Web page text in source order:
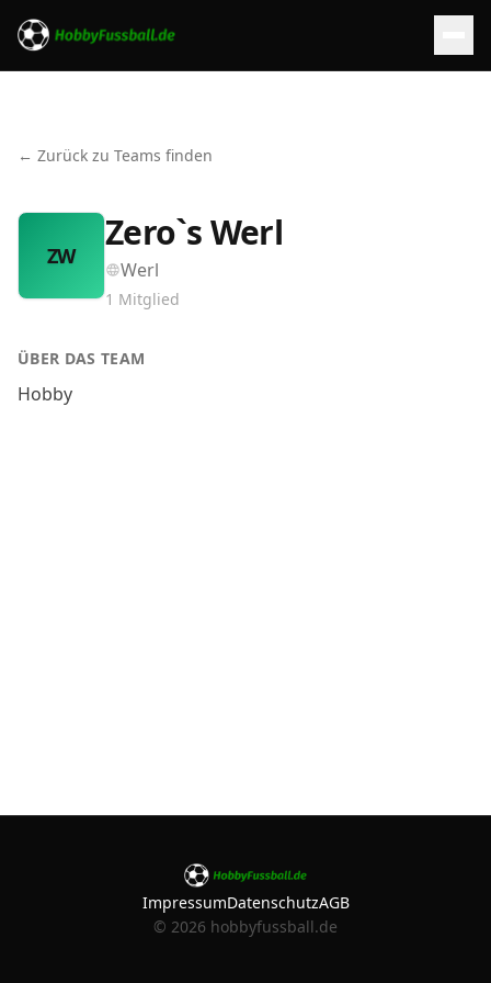
← Zurück zu Teams finden
ZW
Zero`s Werl
Werl
1 Mitglied
ÜBER DAS TEAM
Hobby
ImpressumDatenschutzAGB
© 2026 hobbyfussball.de